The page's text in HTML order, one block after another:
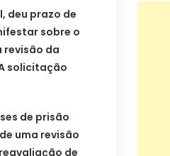
deu prazo de
sobre o
revisão da
solicitação
de prisão
uma revisão
de